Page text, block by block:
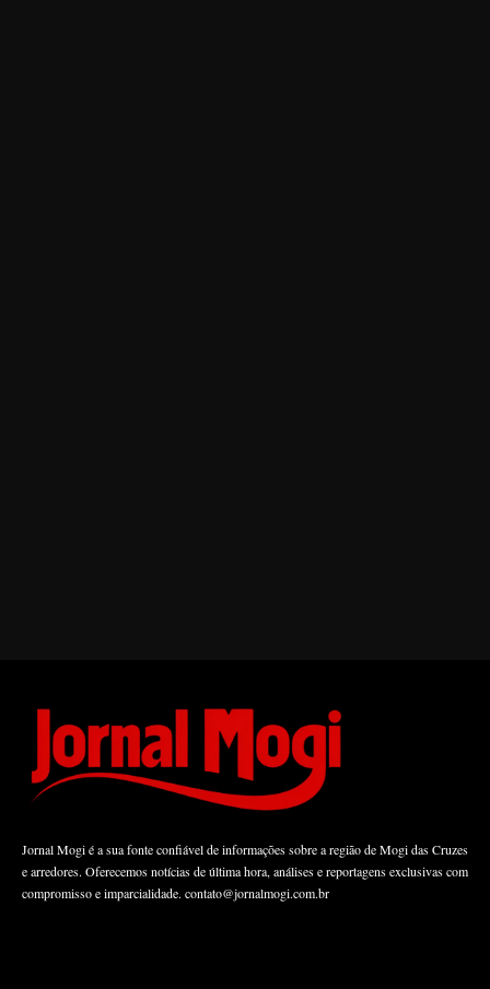
Jornal Mogi é a sua fonte confiável de informações sobre a região de Mogi das Cruzes
e arredores. Oferecemos notícias de última hora, análises e reportagens exclusivas com
compromisso e imparcialidade. contato@jornalmogi.com.br